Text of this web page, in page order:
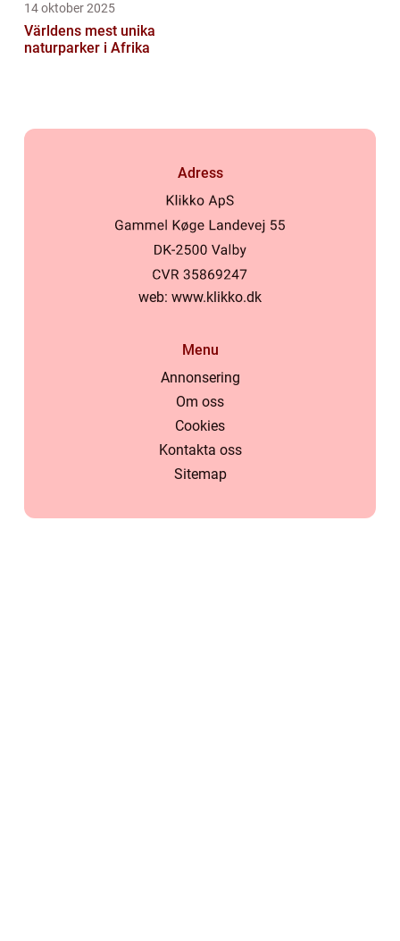
14 oktober 2025
Världens mest unika
naturparker i Afrika
Adress
web: www.klikko.dk
Menu
Annonsering
Om oss
Cookies
Kontakta oss
Sitemap